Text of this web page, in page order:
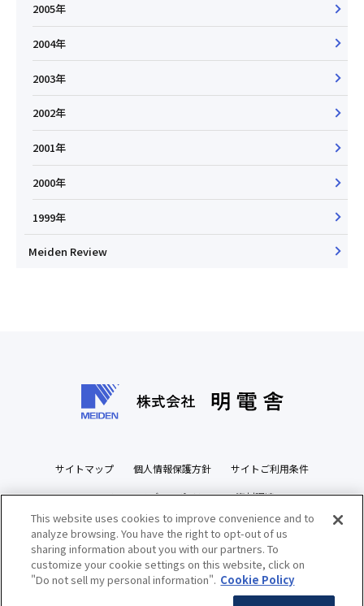
2005年
2004年
2003年
2002年
2001年
2000年
1999年
Meiden Review
サイトマップ 個人情報保護方針 サイトご利用条件
ソーシャルメディアポリシー 資材調達
ビジネスパートナーズサイト
This website uses cookies to improve convenience and to
analyze browsing. You have the right to opt-out of us
sharing information about you with our partners. To
customize your cookie settings on this website, click on
"Do not sell my personal information". Cookie Policy